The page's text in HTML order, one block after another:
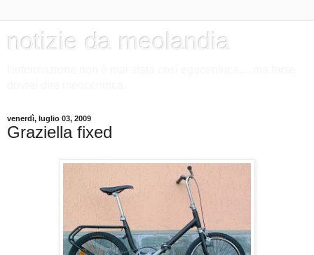
notizie da meolandia
venerdì, luglio 03, 2009
Graziella fixed